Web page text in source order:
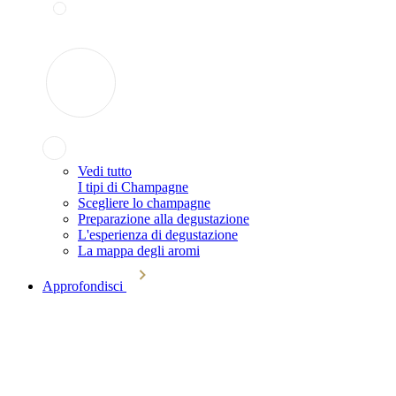
Vedi tutto
I tipi di Champagne
Scegliere lo champagne
Preparazione alla degustazione
L'esperienza di degustazione
La mappa degli aromi
Approfondisci